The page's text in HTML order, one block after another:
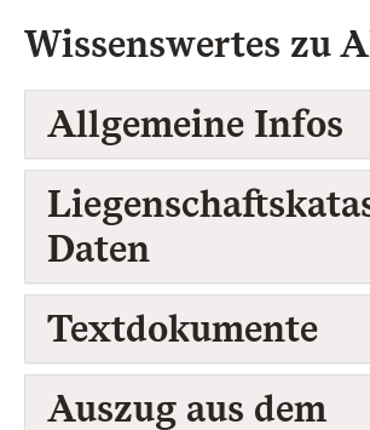
Wissenswertes zu
Allgemeine Infos
Daten
Textdokumente
Auszug aus dem